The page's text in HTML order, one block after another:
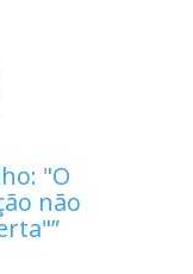
"O
não